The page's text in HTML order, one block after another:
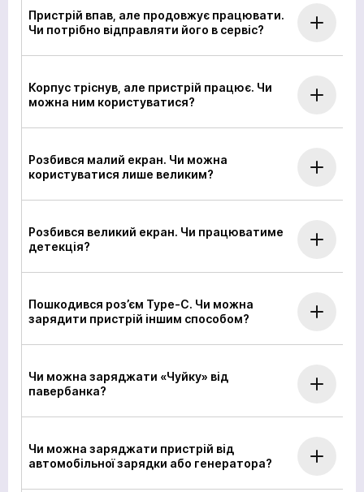
Пристрій впав, але продовжує працювати.
Чи потрібно відправляти його в сервіс?
Корпус тріснув, але пристрій працює. Чи
можна ним користуватися?
Розбився малий екран. Чи можна
користуватися лише великим?
Розбився великий екран. Чи працюватиме
детекція?
Пошкодився роз’єм Type-C. Чи можна
зарядити пристрій іншим способом?
Чи можна заряджати «Чуйку» від
павербанка?
Чи можна заряджати пристрій від
автомобільної зарядки або генератора?